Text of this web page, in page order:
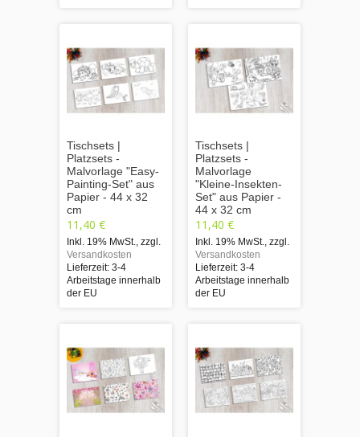
Tischsets |
Platzsets -
Malvorlage "Easy-
Painting-Set" aus
Papier - 44 x 32
cm
11,40 €
Inkl. 19% MwSt., zzgl.
Versandkosten
Lieferzeit: 3-4
Arbeitstage innerhalb
der EU
Tischsets |
Platzsets -
Malvorlage
"Kleine-Insekten-
Set" aus Papier -
44 x 32 cm
11,40 €
Inkl. 19% MwSt., zzgl.
Versandkosten
Lieferzeit: 3-4
Arbeitstage innerhalb
der EU